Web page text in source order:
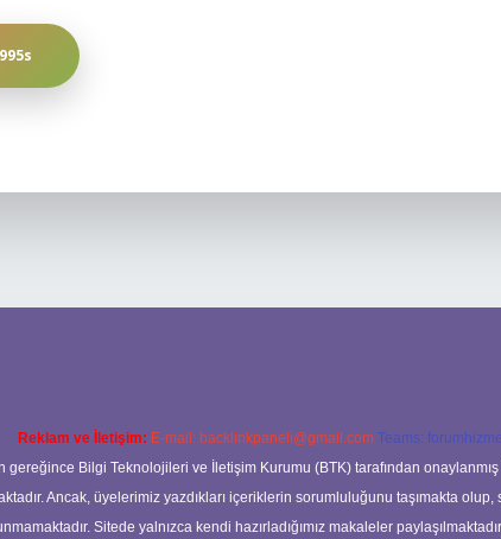
Reklam ve İletişim: E-mail: backlinkpaneli@gmail.com Teams:
gereğince Bilgi Teknolojileri ve İletişim Kurumu (BTK) tarafından
Ancak, üyelerimiz yazdıkları içeriklerin sorumluluğunu taşımakta
Sitede yalnızca kendi hazırladığımız makaleler